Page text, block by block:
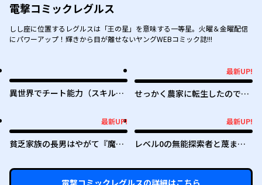
電撃コミックレグルス
しし座に位置するレグルスは「王の星」を意味する一等星。火曜＆金曜配信
にパワーアップ！輝きから目が離せないヤングWEBコミック誌!!!
異世界でチート能力（スキル）
無双する ～レベルアップは人生
を変えた～
最新UP!
せっかく農家に転生したので勇
最新UP!
貧乏家族の長男はやがて『魔
最新UP!
レベル0の無能探索者と蔑まれ
ンキング1位は謎の人～